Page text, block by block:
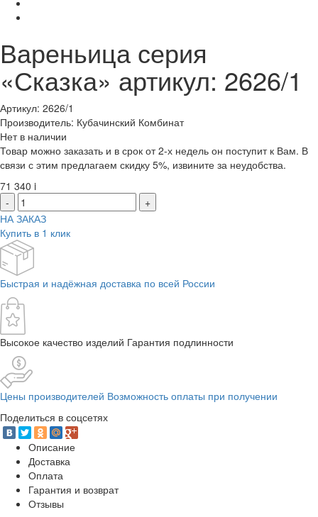
Вареньица серия
«Сказка» артикул: 2626/1
Артикул: 2626/1
Производитель: Кубачинский Комбинат
Нет в наличии
Товар можно заказать и в срок от 2-х недель он поступит к Вам. В
связи с этим предлагаем скидку 5%, извините за неудобства.
71 340 i
-
+
НА ЗАКАЗ
Купить в 1 клик
Быстрая и надёжная доставка по всей России
Высокое качество изделий Гарантия подлинности
Цены производителей Возможность оплаты при получении
Поделиться в соцсетях
Описание
Доставка
Оплата
Гарантия и возврат
Отзывы